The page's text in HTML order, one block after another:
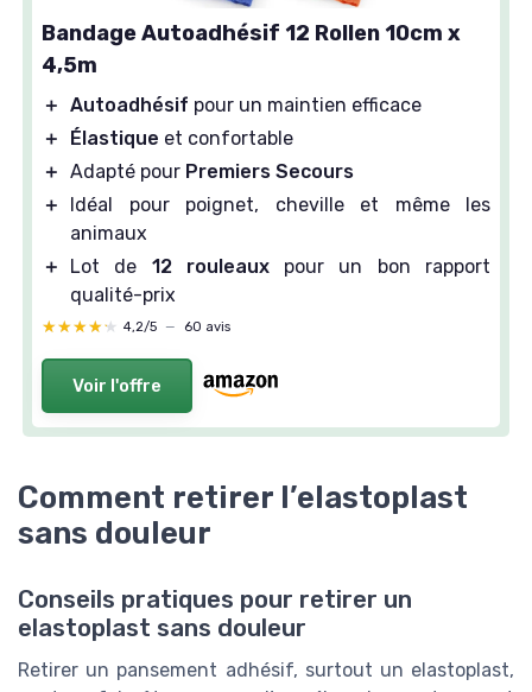
Bandage Autoadhésif 12 Rollen 10cm x
4,5m
＋ Autoadhésif pour un maintien efficace
＋
Élastique et confortable
＋ Adapté pour Premiers Secours
＋
Idéal pour poignet, cheville et même les
animaux
＋
Lot de 12 rouleauxpour un bon rapport
qualité-prix
★★★★★
★★★★★ 4,2/5 — 60 avis
Voir l'offre
Comment retirer l’elastoplast
sans douleur
Conseils pratiques pour retirer un
elastoplast sans douleur
Retirer un pansement adhésif, surtout un elastoplast,